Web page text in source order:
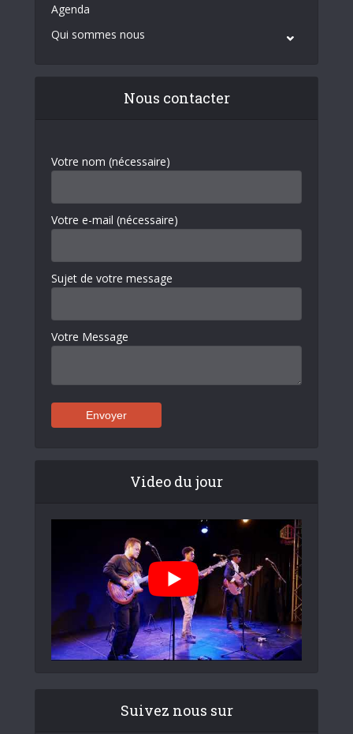
Agenda
Qui sommes nous
Nous contacter
Votre nom (nécessaire)
Votre e-mail (nécessaire)
Sujet de votre message
Votre Message
Video du jour
Suivez nous sur